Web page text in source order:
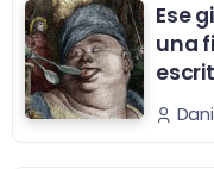
Ese
una